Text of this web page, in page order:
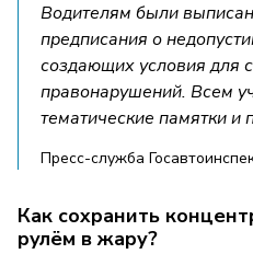
Водителям были
предписания о
создающих условия для
правонарушений. Всем
тематические памятки и
Пресс-служба
Как сохранить
рулём в жару?